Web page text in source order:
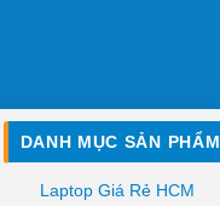
DANH MỤC SẢN PHẨM
Laptop Giá Rẻ HCM